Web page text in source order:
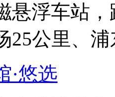
悬浮车站
25公里、
·悠选